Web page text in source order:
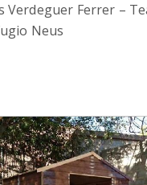
Verdeguer Ferrer –
Neus